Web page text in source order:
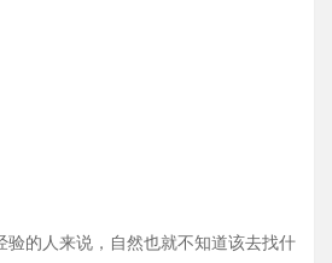
的人来说，自然也就不知道该去找什